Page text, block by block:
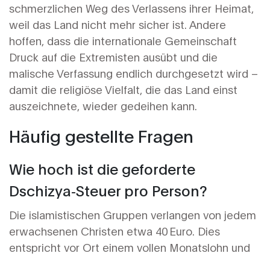
schmerzlichen Weg des Verlassens ihrer Heimat,
weil das Land nicht mehr sicher ist. Andere
hoffen, dass die internationale Gemeinschaft
Druck auf die Extremisten ausübt und die
malische Verfassung endlich durchgesetzt wird –
damit die religiöse Vielfalt, die das Land einst
auszeichnete, wieder gedeihen kann.
Häufig gestellte Fragen
Wie hoch ist die geforderte
Dschizya‑Steuer pro Person?
Die islamistischen Gruppen verlangen von jedem
erwachsenen Christen etwa 40 Euro. Dies
entspricht vor Ort einem vollen Monatslohn und